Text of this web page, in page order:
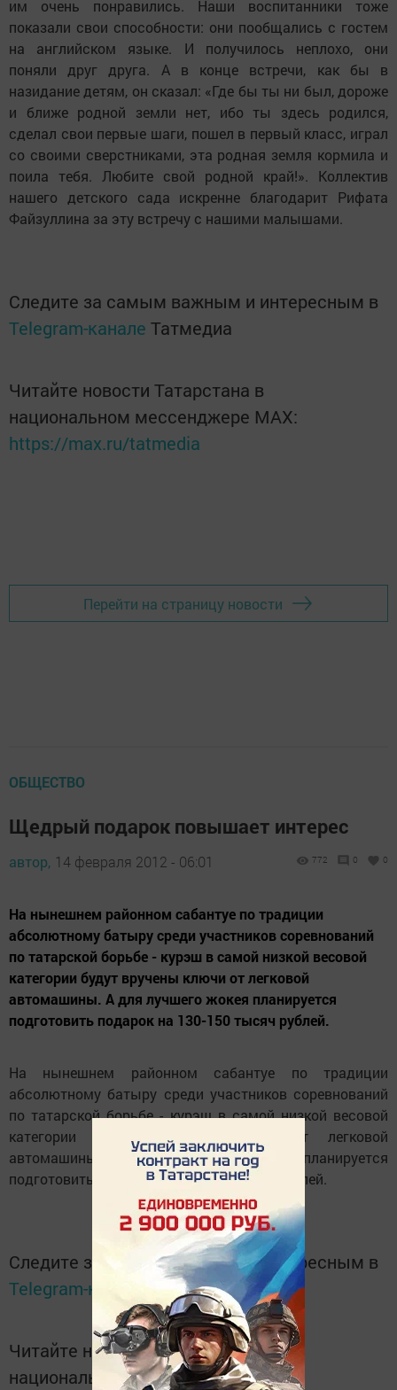
им очень понравились. Наши воспитанники тоже
показали свои способности: они пообщались с гостем
на английском языке. И получилось неплохо, они
поняли друг друга. А в конце встречи, как бы в
назидание детям, он сказал: «Где бы ты ни был, дороже
и ближе родной земли нет, ибо ты здесь родился,
сделал свои первые шаги, пошел в первый класс, играл
со своими сверстниками, эта родная земля кормила и
поила тебя. Любите свой родной край!». Коллектив
нашего детского сада искренне благодарит Рифата
Файзуллина за эту встречу с нашими малышами.
Следите за самым важным и интересным в
Telegram-канале Татмедиа
Читайте новости Татарстана в
национальном мессенджере MАХ:
https://max.ru/tatmedia
Перейти на страницу новости
ОБЩЕСТВО
Щедрый подарок повышает интерес
автор, 14 февраля 2012 - 06:01 772 0 0
На нынешнем районном сабантуе по традиции
абсолютному батыру среди участников соревнований
по татарской борьбе - курэш в самой низкой весовой
категории будут вручены ключи от легковой
автомашины. А для лучшего жокея планируется
подготовить подарок на 130-150 тысяч рублей.
На нынешнем районном сабантуе по традиции
абсолютному батыру среди участников соревнований
по татарской борьбе - курэш в самой низкой весовой
категории будут вручены ключи от легковой
автомашины. А для лучшего жокея планируется
подготовить подарок на 130-150 тысяч рублей.
Следите за самым важным и интересным в
Telegram-каналеТатмедиа
Читайте новости Татарстана в
национальном мессенджере MАХ: